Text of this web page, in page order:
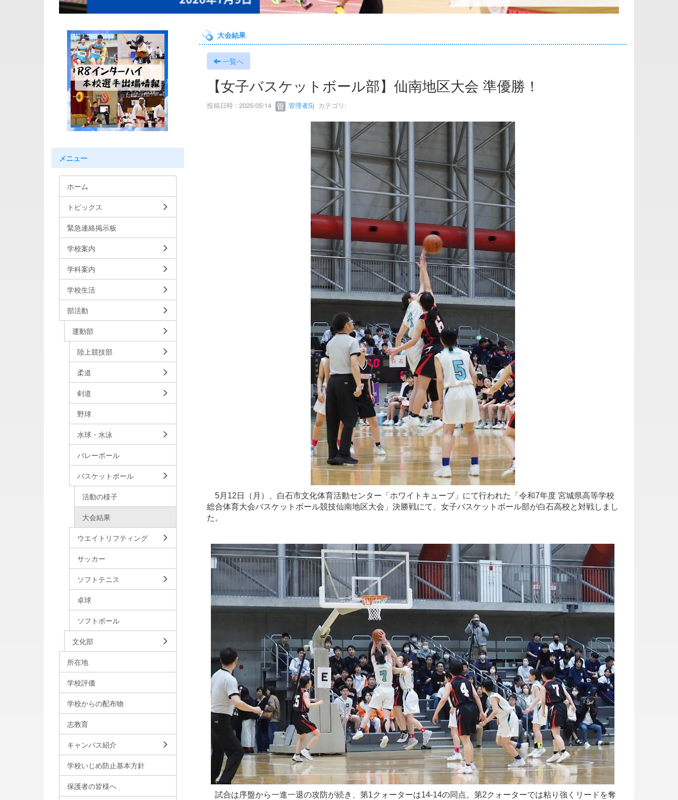
大会結果
一覧へ
【女子バスケットボール部】仙南地区大会 準優勝！
投稿日時 : 2025/05/14 管理者Sjカテゴリ:
5月12日（月）、白石市文化体育活動センター「ホワイトキューブ」にて行われた「令和7年度 宮城県高等学校
総合体育大会バスケットボール競技仙南地区大会」決勝戦にて、女子バスケットボール部が白石高校と対戦しまし
た。
試合は序盤から一進一退の攻防が続き、第1クォーターは14-14の同点。第2クォーターでは粘り強くリードを奪
メニュー
ホーム
トピックス
緊急連絡掲示板
学校案内
学科案内
学校生活
部活動
運動部
陸上競技部
柔道
剣道
野球
水球・水泳
バレーボール
バスケットボール
活動の様子
大会結果
ウエイトリフティング
サッカー
ソフトテニス
卓球
ソフトボール
文化部
所在地
学校評価
学校からの配布物
志教育
キャンパス紹介
学校いじめ防止基本方針
保護者の皆様へ